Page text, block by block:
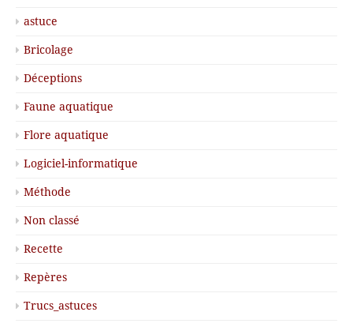
astuce
Bricolage
Déceptions
Faune aquatique
Flore aquatique
Logiciel-informatique
Méthode
Non classé
Recette
Repères
Trucs_astuces